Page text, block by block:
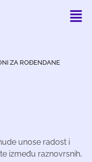
ZA ROĐENDANE
unose radost i
između raznovrsnih,